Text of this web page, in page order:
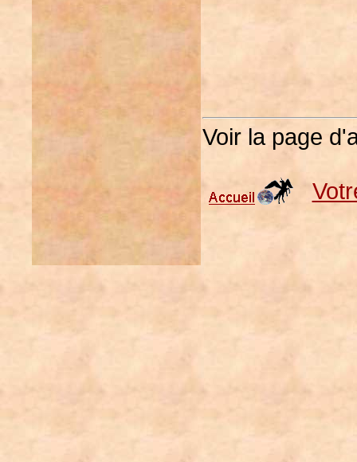
Voir la page